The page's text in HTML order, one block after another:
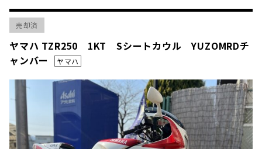
売却済
ヤマハ TZR250 1KT Sシートカウル YUZOMRDチ
ャンバー
ヤマハ